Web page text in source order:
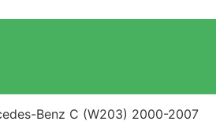
Benz C (W203) 2000-2007